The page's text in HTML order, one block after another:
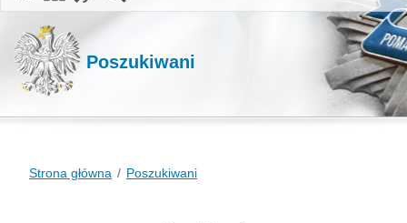
Poszukiwani
Strona główna Poszukiwani